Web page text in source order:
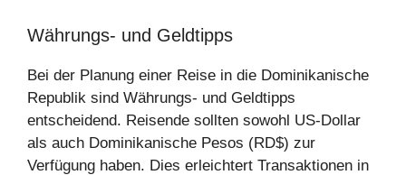
Währungs- und Geldtipps
Bei der Planung einer Reise in die Dominikanische
Republik sind Währungs- und Geldtipps
entscheidend. Reisende sollten sowohl US-Dollar
als auch Dominikanische Pesos (RD$) zur
Verfügung haben. Dies erleichtert Transaktionen in